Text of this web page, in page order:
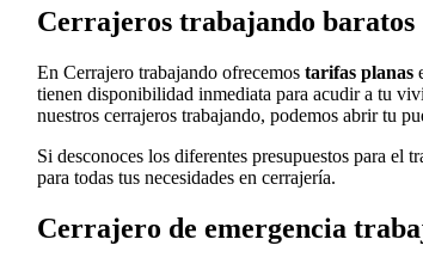
Cerrajeros trabajando baratos
En Cerrajero trabajando ofrecemos tarifas planas
tienen disponibilidad inmediata para acudir a tu
nuestros cerrajeros trabajando, podemos abrir tu
Si desconoces los diferentes presupuestos para el
para todas tus necesidades en cerrajería.
Cerrajero de emergencia